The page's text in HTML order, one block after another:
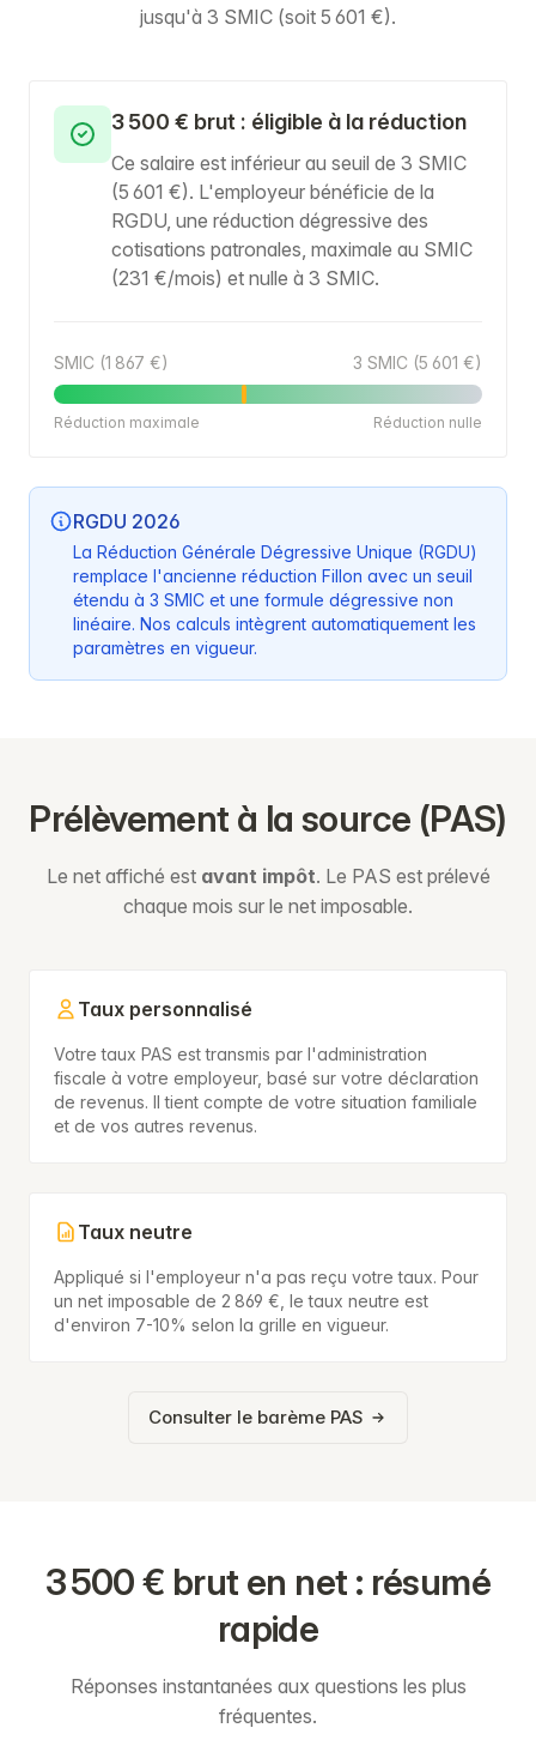
jusqu'à 3 SMIC (soit 5 601 €).
3 500 € brut : éligible à la réduction
Ce salaire est inférieur au seuil de 3 SMIC
(5 601 €). L'employeur bénéficie de la
RGDU, une réduction dégressive des
cotisations patronales, maximale au SMIC
(231 €/mois) et nulle à 3 SMIC.
SMIC (1 867 €) 3 SMIC (5 601 €)
Réduction maximale Réduction nulle
RGDU 2026
La Réduction Générale Dégressive Unique (RGDU)
remplace l'ancienne réduction Fillon avec un seuil
étendu à 3 SMIC et une formule dégressive non
linéaire. Nos calculs intègrent automatiquement les
paramètres en vigueur.
Prélèvement à la source (PAS)
Le net affiché est avant impôt. Le PAS est prélevé
chaque mois sur le net imposable.
Taux personnalisé
Votre taux PAS est transmis par l'administration
fiscale à votre employeur, basé sur votre déclaration
de revenus. Il tient compte de votre situation familiale
et de vos autres revenus.
Taux neutre
Appliqué si l'employeur n'a pas reçu votre taux. Pour
un net imposable de 2 869 €, le taux neutre est
d'environ 7-10% selon la grille en vigueur.
Consulter le barème PAS
3 500 € brut en net : résumé
rapide
Réponses instantanées aux questions les plus
fréquentes.